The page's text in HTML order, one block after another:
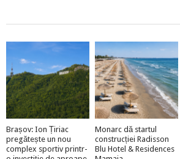
Brașov: Ion Țiriac
pregătește un nou
complex sportiv printr-
Monarc dă startul
construcției Radisson
Blu Hotel & Residences